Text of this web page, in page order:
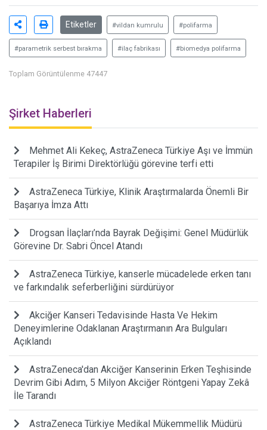
Etiketler #vildan kumrulu #polifarma
#parametrik serbest bırakma #ilaç fabrikası #biomedya polifarma
Toplam Görüntülenme 47447
Şirket Haberleri
Mehmet Ali Kekeç, AstraZeneca Türkiye Aşı ve İmmün
Terapiler İş Birimi Direktörlüğü görevine terfi etti
AstraZeneca Türkiye, Klinik Araştırmalarda Önemli Bir
Başarıya İmza Attı
Drogsan İlaçları’nda Bayrak Değişimi: Genel Müdürlük
Görevine Dr. Sabri Öncel Atandı
AstraZeneca Türkiye, kanserle mücadelede erken tanı
ve farkındalık seferberliğini sürdürüyor
Akciğer Kanseri Tedavisinde Hasta Ve Hekim
Deneyimlerine Odaklanan Araştırmanın Ara Bulguları
Açıklandı
AstraZeneca'dan Akciğer Kanserinin Erken Teşhisinde
Devrim Gibi Adım, 5 Milyon Akciğer Röntgeni Yapay Zekâ
İle Tarandı
AstraZeneca Türkiye Medikal Mükemmellik Müdürü